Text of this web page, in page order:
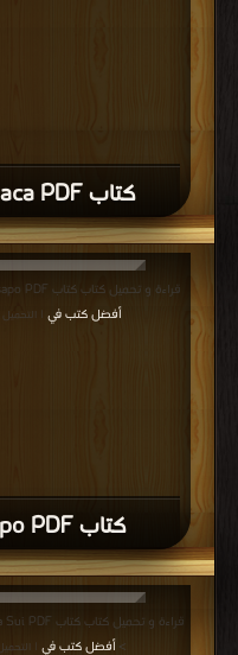
كتاب La barraca PDF
كتاب Polisapo PDF
قراءة و تحميل كتاب كتاب Polisapo PDF مجانا | مكتبة >
أفضل كتب في
|
>أفضل كتب في |